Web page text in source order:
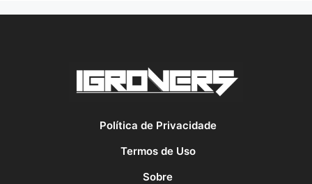
Política de Privacidade
Termos de Uso
Sobre